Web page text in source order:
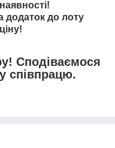
додаток до лоту
Сподіваємося
співпрацю.